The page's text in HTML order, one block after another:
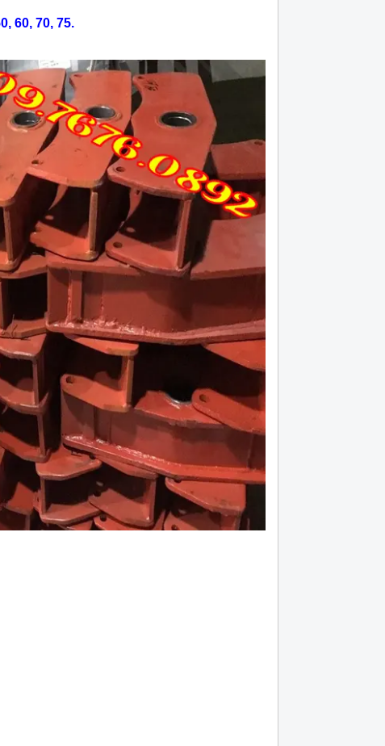
14
lá côn huyndai hd 120 máy d6ga bản 395,
18 răng
Hotline (24/7): 0976.760.892
60, 70, 75.